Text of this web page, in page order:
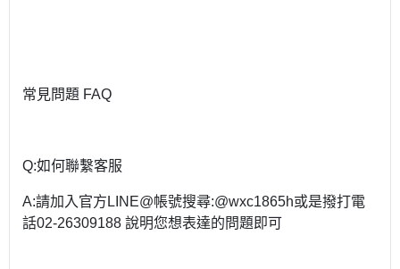
常見問題 FAQ
Q:如何聯繫客服
A:請加入官方LINE@帳號搜尋:@wxc1865h或是撥打電
話02-26309188 說明您想表達的問題即可